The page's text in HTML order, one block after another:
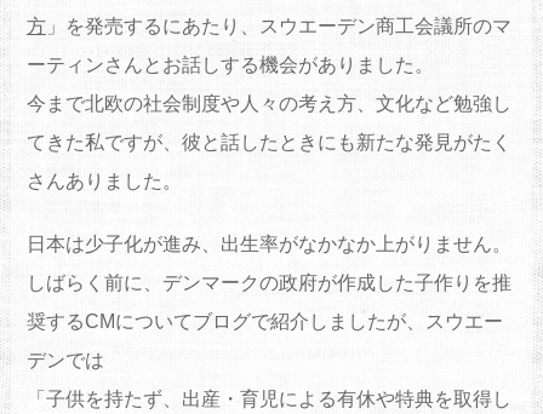
方」を発売するにあたり、スウエーデン商工会議所のマ
ーティンさんとお話しする機会がありました。
今まで北欧の社会制度や人々の考え方、文化など勉強し
てきた私ですが、彼と話したときにも新たな発見がたく
さんありました。
日本は少子化が進み、出生率がなかなか上がりません。
しばらく前に、デンマークの政府が作成した子作りを推
奨するCMについてブログで紹介しましたが、スウエー
デンでは
「子供を持たず、出産・育児による有休や特典を取得し